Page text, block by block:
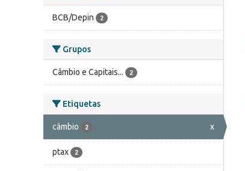
BCB/Depin 2
Grupos
Câmbio e Capitais... 2
Etiquetas
câmbio 2 x
ptax 2